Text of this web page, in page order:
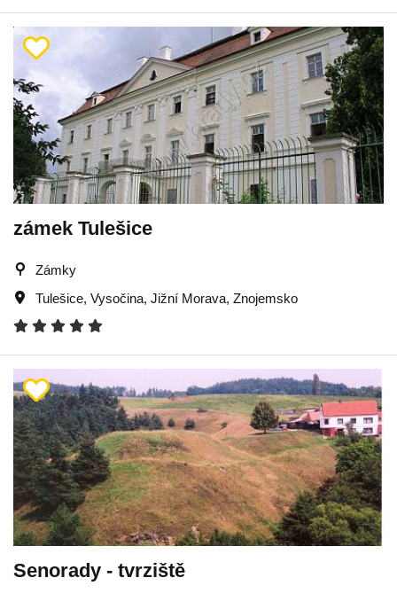
zámek Tulešice
Zámky
Tulešice, Vysočina, Jižní Morava, Znojemsko
Senorady - tvrziště